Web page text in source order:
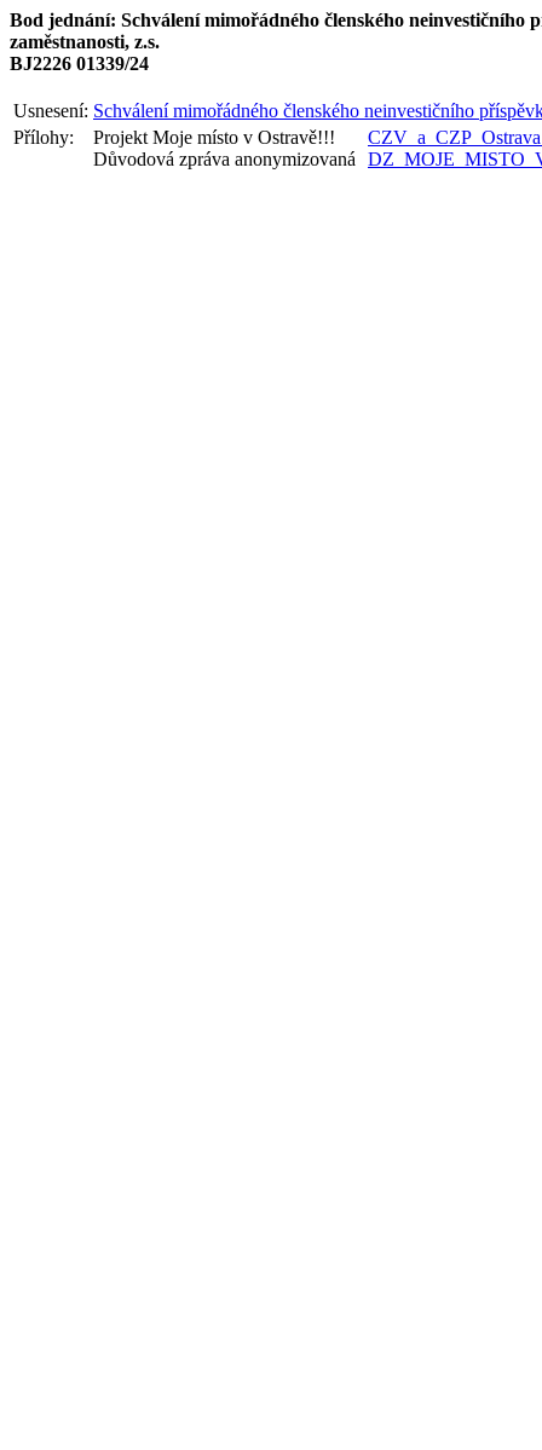
Bod jednání: Schválení mimořádného členského
zaměstnanosti, z.s.
BJ2226 01339/24
Usnesení: Schválení mimořádného členského neinvestičního
Přílohy:
Projekt Moje místo v Ostravě!!!
Důvodová zpráva anonymizovaná